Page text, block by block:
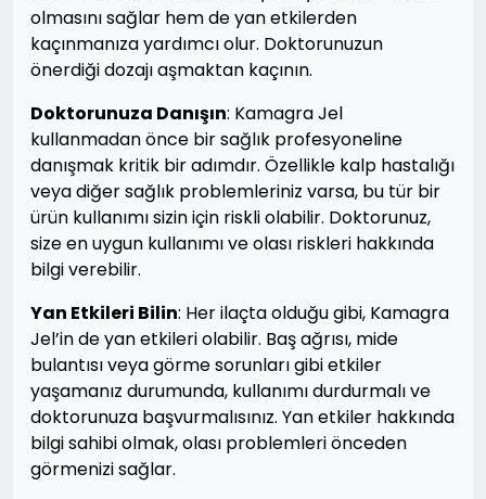
olmasını sağlar hem de yan etkilerden
kaçınmanıza yardımcı olur. Doktorunuzun
önerdiği dozajı aşmaktan kaçının.
Doktorunuza Danışın: Kamagra Jel
kullanmadan önce bir sağlık profesyoneline
danışmak kritik bir adımdır. Özellikle kalp hastalığı
veya diğer sağlık problemleriniz varsa, bu tür bir
ürün kullanımı sizin için riskli olabilir. Doktorunuz,
size en uygun kullanımı ve olası riskleri hakkında
bilgi verebilir.
Yan Etkileri Bilin: Her ilaçta olduğu gibi, Kamagra
Jel’in de yan etkileri olabilir. Baş ağrısı, mide
bulantısı veya görme sorunları gibi etkiler
yaşamanız durumunda, kullanımı durdurmalı ve
doktorunuza başvurmalısınız. Yan etkiler hakkında
bilgi sahibi olmak, olası problemleri önceden
görmenizi sağlar.